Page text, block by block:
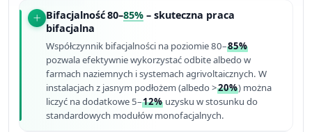
Bifacjalność 80–85% – skuteczna praca
bifacjalna
Współczynnik bifacjalności na poziomie 80–85%
pozwala efektywnie wykorzystać odbite albedo w
farmach naziemnych i systemach agrivoltaicznych. W
instalacjach z jasnym podłożem (albedo >20%) można
liczyć na dodatkowe 5–12% uzysku w stosunku do
standardowych modułów monofacjalnych.